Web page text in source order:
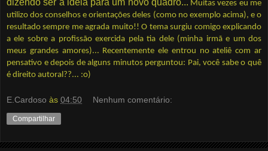
dizendo ser a ideia para um novo quadro... Muitas vezes eu me
utilizo dos conselhos e orientações deles (como no exemplo acima), e o
resultado sempre me agrada muito!! O tema surgiu comigo explicando
a ele sobre a profissão exercida pela tia dele (minha irmã e um dos
meus grandes amores)... Recentemente ele entrou no ateliê com ar
pensativo e depois de alguns minutos perguntou: Pai, você sabe o quê
é direito autoral??... :o)
E.Cardoso às 04:50 Nenhum comentário:
Compartilhar